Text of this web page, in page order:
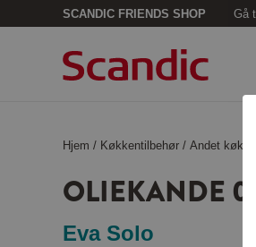
SCANDIC FRIENDS SHOP Gå
Hjem / Køkkentilbehør /Andet
OLIEKANDE
Eva Solo